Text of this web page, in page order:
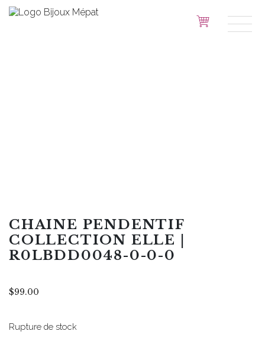
CHAINE PENDENTIF
COLLECTION ELLE |
R0LBDD0048-0-0-0
$99.00
Rupture de stock